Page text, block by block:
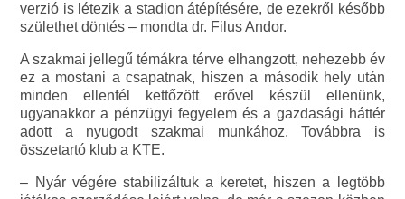
verzió is létezik a stadion átépítésére, de ezekről később
születhet döntés – mondta dr. Filus Andor.
A szakmai jellegű témákra térve elhangzott, nehezebb év
ez a mostani a csapatnak, hiszen a második hely után
minden ellenfél kettőzött erővel készül ellenünk,
ugyanakkor a pénzügyi fegyelem és a gazdasági háttér
adott a nyugodt szakmai munkához. Továbbra is
összetartó klub a KTE.
– Nyár végére stabilizáltuk a keretet, hiszen a legtöbb